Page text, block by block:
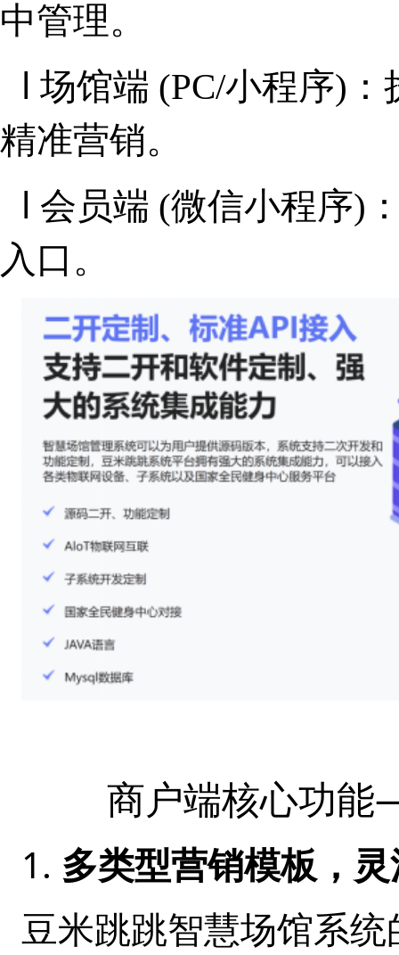
中管理。
l 场馆端 (PC/小程序)
精准营销。
l 会员端 (微信小程序)
入口。
商户端核心功
1. 多类型营销模板，
豆米跳跳智慧场馆系